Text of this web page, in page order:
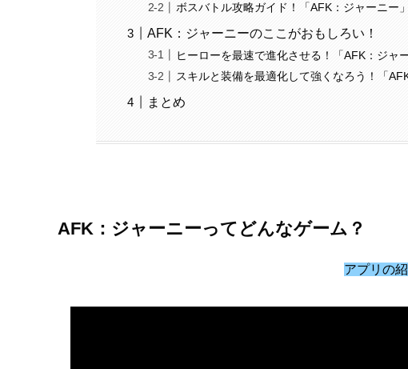
ボスバトル攻略ガイド！「AFK：ジャーニー
AFK：ジャーニーのここがおもしろい！
ヒーローを最速で進化させる！「AFK：ジャ
スキルと装備を最適化して強くなろう！「
まとめ
AFK：ジャーニーってどんなゲーム？
アプリの